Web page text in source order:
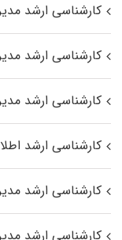
کارشناسی ارشد
کارشناسی ارشد
کارشناسی ارشد
کارشناسی ارشد
کارشناسی ارشد
کارشناسی ارشد